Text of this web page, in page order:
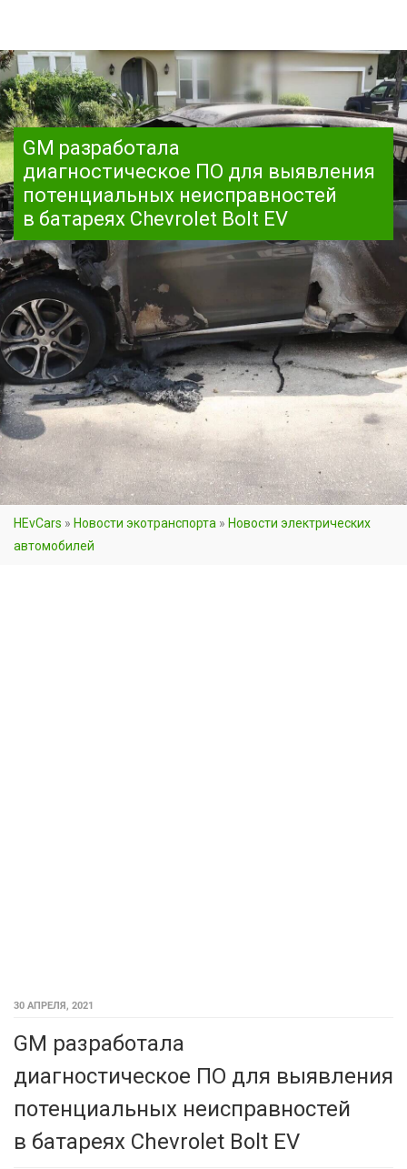
GM разработала
диагностическое ПО для выявления
потенциальных неисправностей
в батареях Chevrolet Bolt EV
HEvCars » Новости экотранспорта » Новости электрических
автомобилей
30 АПРЕЛЯ, 2021
GM разработала
диагностическое ПО для выявления
потенциальных неисправностей
в батареях Chevrolet Bolt EV